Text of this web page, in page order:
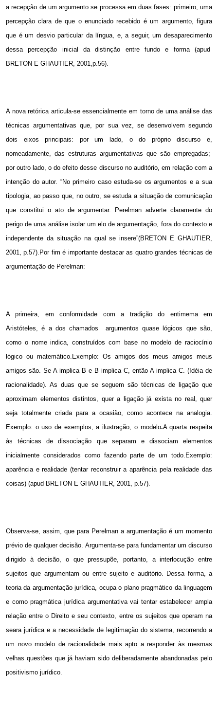
a recepção de um argumento se processa em duas fases: primeiro, uma
percepção clara de que o enunciado recebido é um argumento, figura
que é um desvio particular da língua, e, a seguir, um desaparecimento
dessa percepção inicial da distinção entre fundo e forma (apud
BRETON E GHAUTIER, 2001,p.56).
A nova retórica articula-se essencialmente em torno de uma análise das
técnicas argumentativas que, por sua vez, se desenvolvem segundo
dois eixos principais: por um lado, o do próprio discurso e,
nomeadamente, das estruturas argumentativas que são empregadas;
por outro lado, o do efeito desse discurso no auditório, em relação com a
intenção do autor. “No primeiro caso estuda-se os argumentos e a sua
tipologia, ao passo que, no outro, se estuda a situação de comunicação
que constitui o ato de argumentar. Perelman adverte claramente do
perigo de uma análise isolar um elo de argumentação, fora do contexto e
independente da situação na qual se insere”(BRETON E GHAUTIER,
2001, p.57).Por fim é importante destacar as quatro grandes técnicas de
argumentação de Perelman:
A primeira, em conformidade com a tradição do entimema em
Aristóteles, é a dos chamados
argumentos quase lógicos que são,
como o nome indica, construídos com base no modelo de raciocínio
lógico ou matemático.Exemplo: Os amigos dos meus amigos meus
amigos são. Se A implica B e B implica C, então A implica C. (Idéia de
racionalidade). As duas que se seguem são técnicas de ligação que
aproximam elementos distintos, quer a ligação já exista no real, quer
seja totalmente criada para a ocasião, como acontece na analogia.
Exemplo: o uso de exemplos, a ilustração, o modelo.A quarta respeita
às técnicas de dissociação que separam e dissociam elementos
inicialmente considerados como fazendo parte de um todo.Exemplo:
aparência e realidade (tentar reconstruir a aparência pela realidade das
coisas) (apud BRETON E GHAUTIER, 2001, p.57).
Observa-se, assim, que para Perelman a argumentação é um momento
prévio de qualquer decisão. Argumenta-se para fundamentar um discurso
dirigido à decisão, o que pressupõe, portanto, a interlocução entre
sujeitos que argumentam ou entre sujeito e auditório. Dessa forma, a
teoria da argumentação jurídica, ocupa o plano pragmático da linguagem
e como pragmática jurídica argumentativa vai tentar estabelecer ampla
relação entre o Direito e seu contexto, entre os sujeitos que operam na
seara jurídica e a necessidade de legitimação do sistema, recorrendo a
um novo modelo de racionalidade mais apto a responder às mesmas
velhas questões que já haviam sido deliberadamente abandonadas pelo
positivismo jurídico.